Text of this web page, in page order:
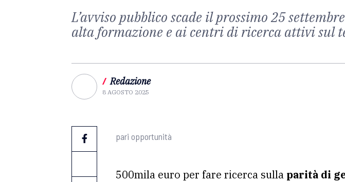
L’avviso pubblico scade il prossimo 25
alta formazione e ai centri di ricerca attivi sul
/ Redazione
8 AGOSTO 2025
pari opportunità
500mila euro per fare ricerca sulla parità di